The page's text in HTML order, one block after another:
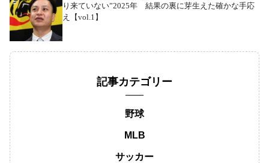
り来ていない”2025年 結果の裏に芽生えた確かな手応
え【vol.1】
記事カテゴリー
野球
MLB
サッカー